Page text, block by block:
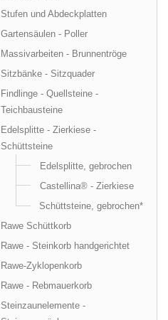
Stufen und Abdeckplatten
Gartensäulen - Poller
Massivarbeiten - Brunnentröge
Sitzbänke - Sitzquader
Findlinge - Quellsteine -
Teichbausteine
Edelsplitte - Zierkiese -
Schüttsteine
Edelsplitte, gebrochen
Castellina® - Zierkiese
Schüttsteine, gebrochen*
Rawe Schüttkorb
Rawe - Steinkorb handgerichtet
Rawe-Zyklopenkorb
Rawe - Rebmauerkorb
Steinzaunelemente -